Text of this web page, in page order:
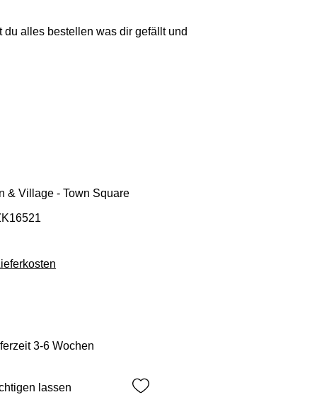
alles bestellen was dir gefällt und
& Village - Town Square
3-6 Wochen
lassen